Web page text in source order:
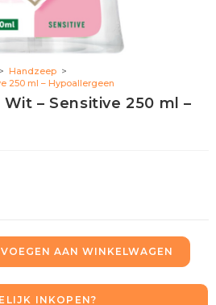
> Handzeep >
250 ml – Hypoallergeen
– Sensitive 250 ml –
AAN WINKELWAGEN
INKOPEN?